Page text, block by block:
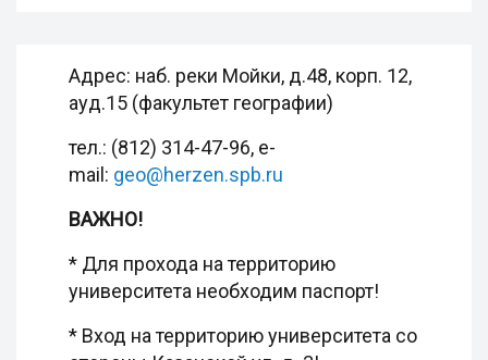
Адрес: наб. реки Мойки, д.48, корп. 12,
ауд.15 (факультет географии)
тел.: (812) 314-47-96, e-
mail: geo@herzen.spb.ru
ВАЖНО!
* Для прохода на территорию
университета необходим паспорт!
* Вход на территорию университета со